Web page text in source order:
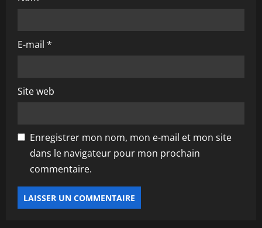
E-mail *
Site web
Enregistrer mon nom, mon e-mail et mon site
dans le navigateur pour mon prochain
commentaire.